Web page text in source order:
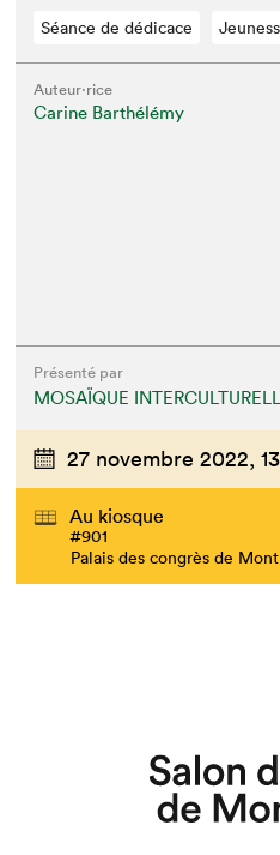
Que
Séance de dédicace
Auteur·rice
Carine Barthélémy
Présenté par
MOSAÏQUE
27 novembre 2022,
Au kiosque
#901
Palais des congrès de